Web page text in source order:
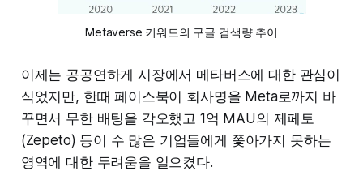
Metaverse 키워드의 구글 검색량 추이
이제는 공공연하게 시장에서 메타버스에 대한 관심이
식었지만, 한때 페이스북이 회사명을 Meta로까지 바
꾸면서 무한 배팅을 각오했고 1억 MAU의 제페토
(Zepeto) 등이 수 많은 기업들에게 쫓아가지 못하는
영역에 대한 두려움을 일으켰다.